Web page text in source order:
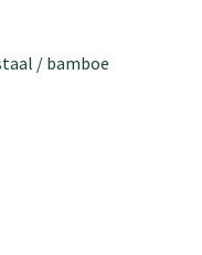
/ bamboe